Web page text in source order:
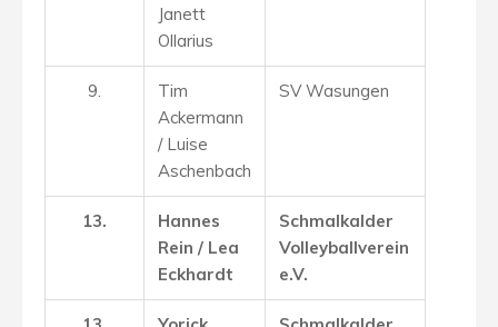
Janett
Ollarius
9.
Tim
Ackermann
/ Luise
Aschenbach
SV Wasungen
13.
Hannes
Rein / Lea
Eckhardt
Schmalkalder
Volleyballverein
e.V.